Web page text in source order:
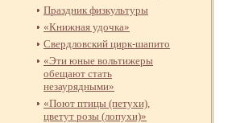
Праздник физкультуры
«Книжная удочка»
Свердловский цирк-шапито
«Эти юные вольтижеры
обещают стать
незаурядными»
«Поют птицы (петухи),
цветут розы (лопухи)»